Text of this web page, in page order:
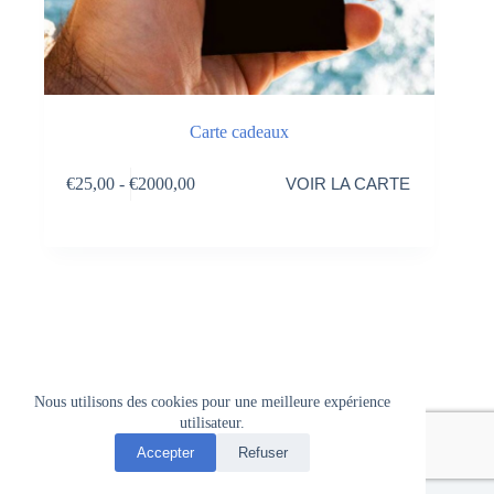
Nous utilisons des cookies pour une meilleure expérience
utilisateur.
Accepter
Refuser
Carte cadeaux
€25,00 -€2000,00 VOIR LA CARTE